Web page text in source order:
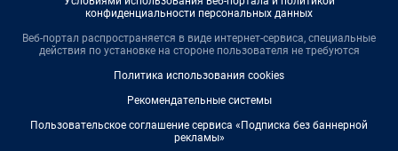
конфиденциальности персональных данных
Веб-портал распространяется в виде интернет-сервиса, специальные
действия по установке на стороне пользователя не требуются
Политика использования cookies
Рекомендательные системы
Пользовательское соглашение сервиса «Подписка без баннерной
рекламы»